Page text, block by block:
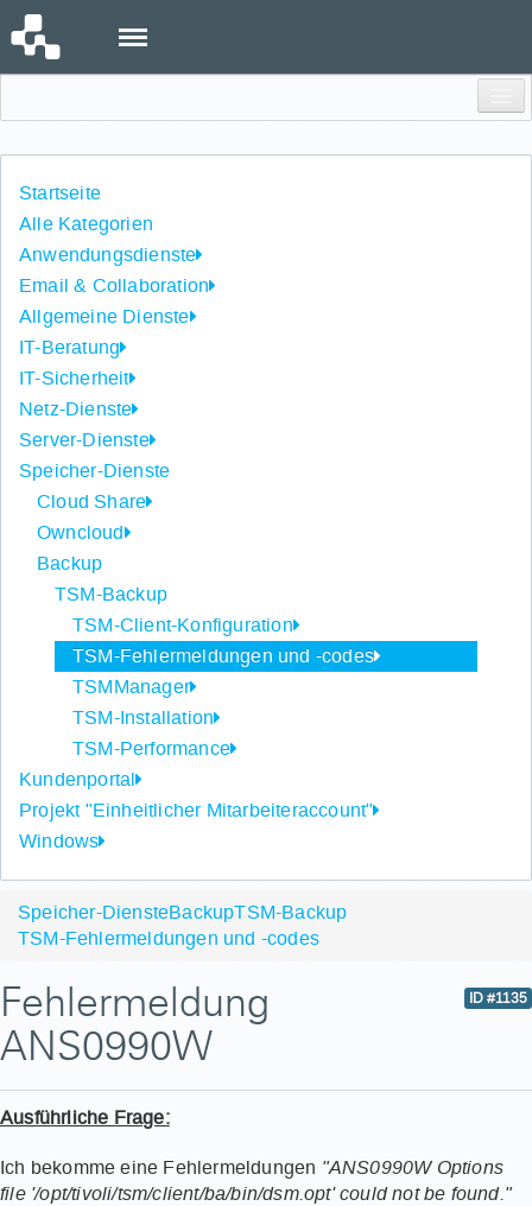
Startseite
Alle Kategorien
Anwendungsdienste
Email & Collaboration
Allgemeine Dienste
IT-Beratung
IT-Sicherheit
Netz-Dienste
Server-Dienste
Speicher-Dienste
Cloud Share
Owncloud
Backup
TSM-Backup
TSM-Client-Konfiguration
TSM-Fehlermeldungen und -codes
TSMManager
TSM-Installation
TSM-Performance
Kundenportal
Projekt "Einheitlicher Mitarbeiteraccount"
Windows
Speicher-DiensteBackupTSM-Backup
TSM-Fehlermeldungen und -codes
ID #1135
Fehlermeldung
ANS0990W
Ausführliche Frage:
Ich bekomme eine Fehlermeldungen "ANS0990W Options
file '/opt/tivoli/tsm/client/ba/bin/dsm.opt' could not be found."